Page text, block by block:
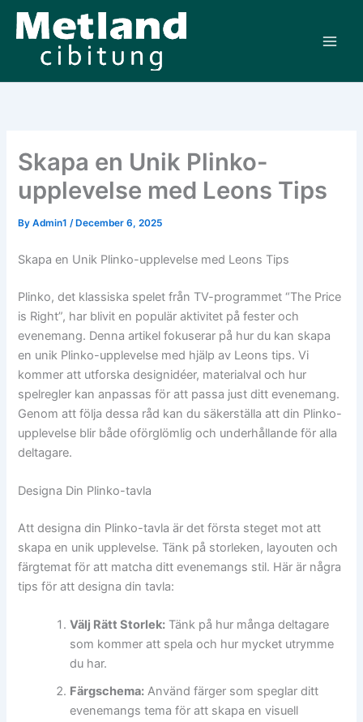
Skip
Skapa en Unik Plinko-
upplevelse med Leons Tips
ByAdmin1/ December 6, 2025
Skapa en Unik Plinko-upplevelse med Leons Tips
Plinko, det klassiska spelet från TV-programmet “The Price
is Right”, har blivit en populär aktivitet på fester och
evenemang. Denna artikel fokuserar på hur du kan skapa
en unik Plinko-upplevelse med hjälp av Leons tips. Vi
kommer att utforska designidéer, materialval och hur
spelregler kan anpassas för att passa just ditt evenemang.
Genom att följa dessa råd kan du säkerställa att din Plinko-
upplevelse blir både oförglömlig och underhållande för alla
deltagare.
Designa Din Plinko-tavla
Att designa din Plinko-tavla är det första steget mot att
skapa en unik upplevelse. Tänk på storleken, layouten och
färgtemat för att matcha ditt evenemangs stil. Här är några
tips för att designa din tavla:
Välj Rätt Storlek: Tänk på hur många deltagare
som kommer att spela och hur mycket utrymme
du har.
Färgschema: Använd färger som speglar ditt
evenemangs tema för att skapa en visuell